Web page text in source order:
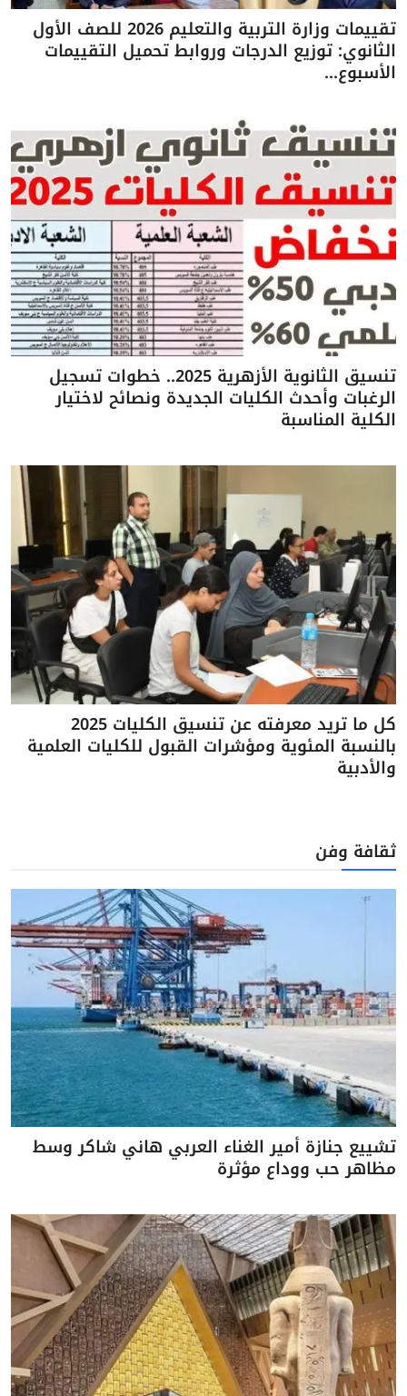
تقييمات وزارة التربية والتعليم 2026 للصف الأول
الثانوي: توزيع الدرجات وروابط تحميل التقييمات
الأسبوع...
تنسيق الثانوية الأزهرية 2025.. خطوات تسجيل
الرغبات وأحدث الكليات الجديدة ونصائح لاختيار
الكلية المناسبة
كل ما تريد معرفته عن تنسيق الكليات 2025
بالنسبة المئوية ومؤشرات القبول للكليات العلمية
والأدبية
ثقافة وفن
تشييع جنازة أمير الغناء العربي هاني شاكر وسط
مظاهر حب ووداع مؤثرة